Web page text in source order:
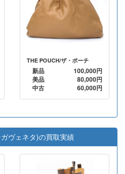
THE POUCH/ザ・ポーチ
新品
100,000円
美品
80,000円
中古
60,000円
ヴェネタ)の買取実績